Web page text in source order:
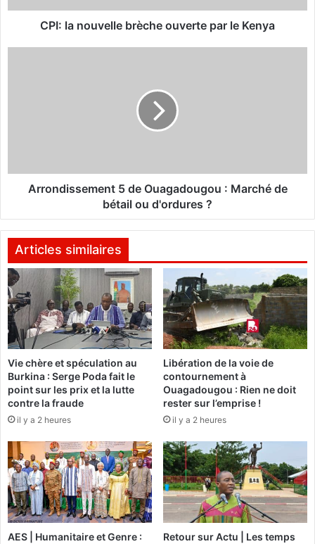
u
e
e
e
p
a
r
l
e
K
e
n
y
a
CPI: la nouvelle brèche ouverte par le Kenya
s
e
n
5
d
e
O
u
a
g
a
d
o
u
g
u
:
M
a
r
h
Arrondissement 5 de Ouagadougou : Marché de
bétail ou d'ordures ?
Articles similaires
Vie chère et spéculation au
Burkina : Serge Poda fait le
point sur les prix et la lutte
contre la fraude
il y a 2 heures
Libération de la voie de
contournement à
Ouagadougou : Rien ne doit
rester sur l’emprise !
il y a 2 heures
AES | Humanitaire et Genre :
Retour sur Actu | Les temps